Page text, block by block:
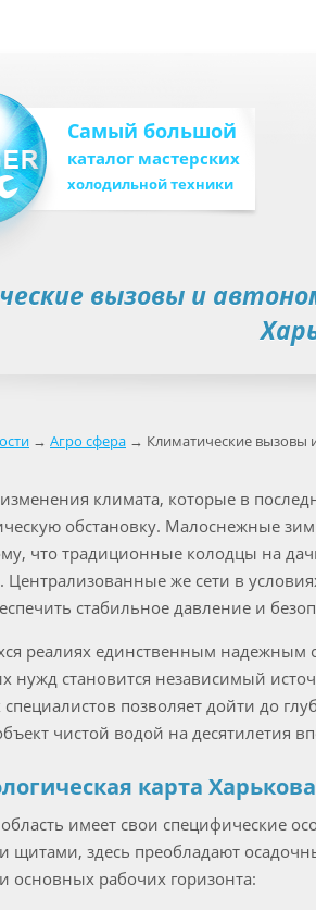
Самый большой
каталог мастерских
холодильной техники
вызовы и
→ Агро сфера → Климатические вызовы
климата, которые в
обстановку. Малоснежные
что традиционные колодцы на
Централизованные же сети в
стабильное давление и
реалиях единственным надежным
нужд становится независимый
позволяет дойти до
чистой водой на десятилетия
карта
имеет свои специфические
щитами, здесь преобладают
основных рабочих горизонта: